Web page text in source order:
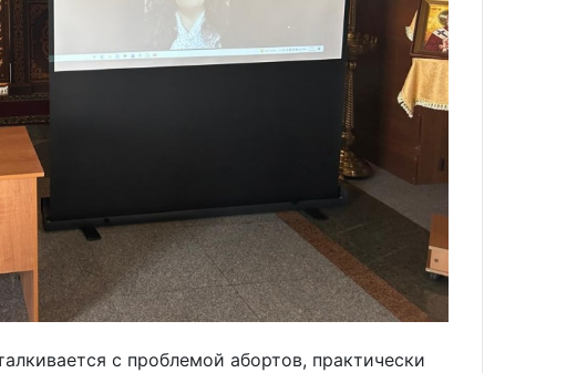
с проблемой абортов, практически